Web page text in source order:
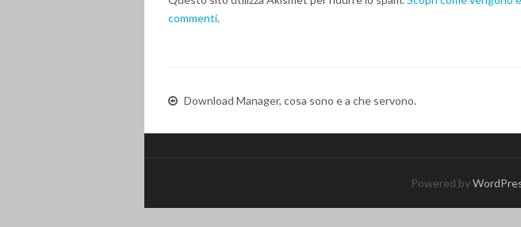
commenti.
Download Manager, cosa sono e a che servono.
Powered by